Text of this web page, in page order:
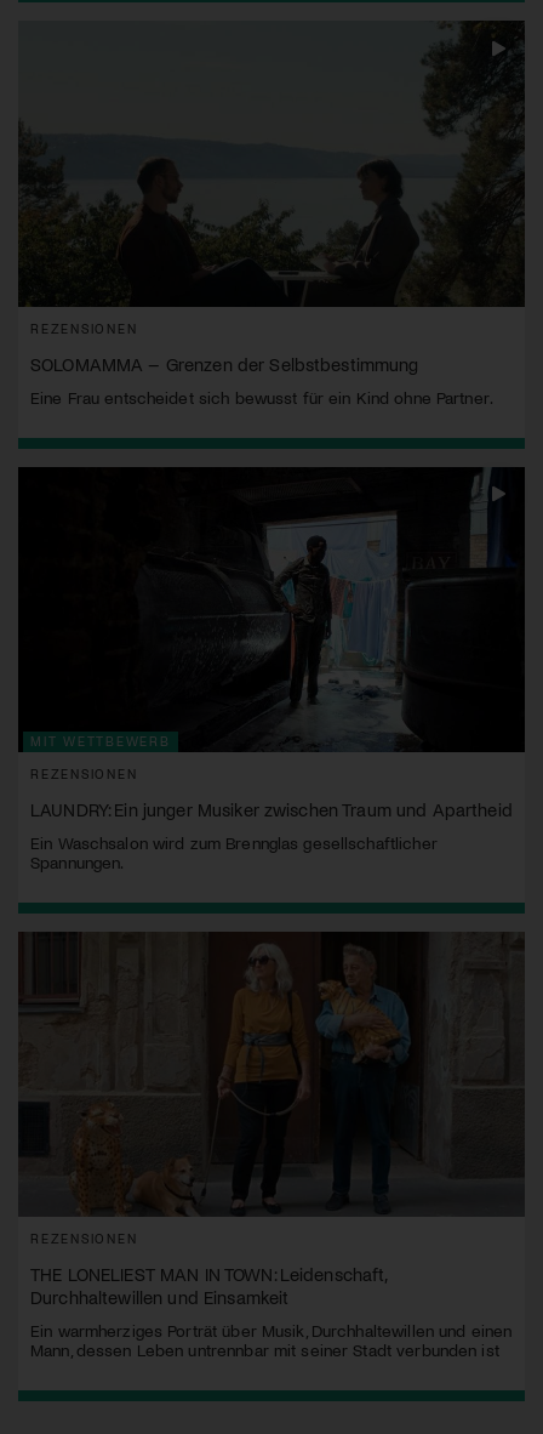
REZENSIONEN
SOLOMAMMA – Grenzen der Selbstbestimmung
Eine Frau entscheidet sich bewusst für ein Kind ohne Partner.
MIT WETTBEWERB
REZENSIONEN
LAUNDRY: Ein junger Musiker zwischen Traum und Apartheid
Ein Waschsalon wird zum Brennglas gesellschaftlicher
Spannungen.
REZENSIONEN
THE LONELIEST MAN IN TOWN: Leidenschaft,
Durchhaltewillen und Einsamkeit
Ein warmherziges Porträt über Musik, Durchhaltewillen und einen
Mann, dessen Leben untrennbar mit seiner Stadt verbunden ist